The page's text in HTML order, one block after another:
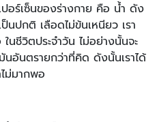
อร์เซ็นของร่างกาย คือ น้ำ ดัง
นปกติ เลือดไม่ข้นเหนียว เรา
ชีวิตประจำวัน ไม่อย่างนั้นจะ
นอันตรายกว่าที่คิด ดังนั้นเราได้
ม่มากพอ